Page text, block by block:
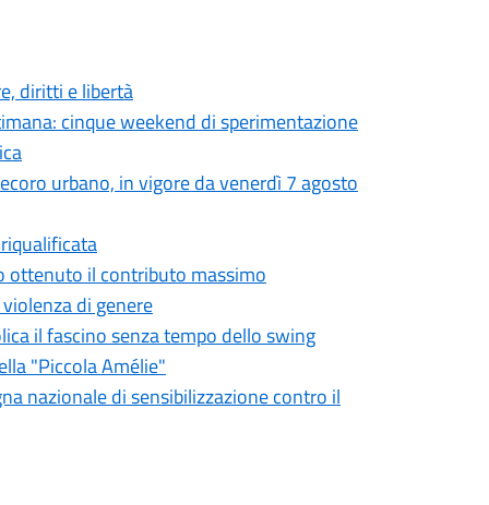
diritti e libertà
cinque weekend di sperimentazione
urbano, in vigore da venerdì 7 agosto
ottenuto il contributo massimo
di genere
il fascino senza tempo dello swing
"Piccola Amélie"
nazionale di sensibilizzazione contro il